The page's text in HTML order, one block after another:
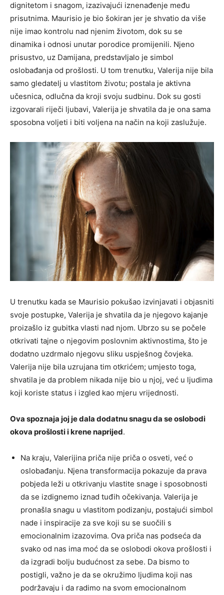
dignitetom i snagom, izazivajući iznenađenje među
prisutnima. Maurisio je bio šokiran jer je shvatio da više
nije imao kontrolu nad njenim životom, dok su se
dinamika i odnosi unutar porodice promijenili. Njeno
prisustvo, uz Damijana, predstavljalo je simbol
oslobađanja od prošlosti. U tom trenutku, Valerija nije bila
samo gledatelj u vlastitom životu; postala je aktivna
učesnica, odlučna da kroji svoju sudbinu. Dok su gosti
izgovarali riječi ljubavi, Valerija je shvatila da je ona sama
sposobna voljeti i biti voljena na način na koji zaslužuje.
U trenutku kada se Maurisio pokušao izvinjavati i objasniti
svoje postupke, Valerija je shvatila da je njegovo kajanje
proizašlo iz gubitka vlasti nad njom. Ubrzo su se počele
otkrivati tajne o njegovim poslovnim aktivnostima, što je
dodatno uzdrmalo njegovu sliku uspješnog čovjeka.
Valerija nije bila uzrujana tim otkrićem; umjesto toga,
shvatila je da problem nikada nije bio u njoj, već u ljudima
koji koriste status i izgled kao mjeru vrijednosti.
Ova spoznaja joj je dala dodatnu snagu da se oslobodi
okova prošlosti i krene naprijed.
Na kraju, Valerijina priča nije priča o osveti, već o
oslobađanju. Njena transformacija pokazuje da prava
pobjeda leži u otkrivanju vlastite snage i sposobnosti
da se izdignemo iznad tuđih očekivanja. Valerija je
pronašla snagu u vlastitom podizanju, postajući simbol
nade i inspiracije za sve koji su se suočili s
emocionalnim izazovima. Ova priča nas podseća da
svako od nas ima moć da se oslobodi okova prošlosti i
da izgradi bolju budućnost za sebe. Da bismo to
postigli, važno je da se okružimo ljudima koji nas
podržavaju i da radimo na svom emocionalnom